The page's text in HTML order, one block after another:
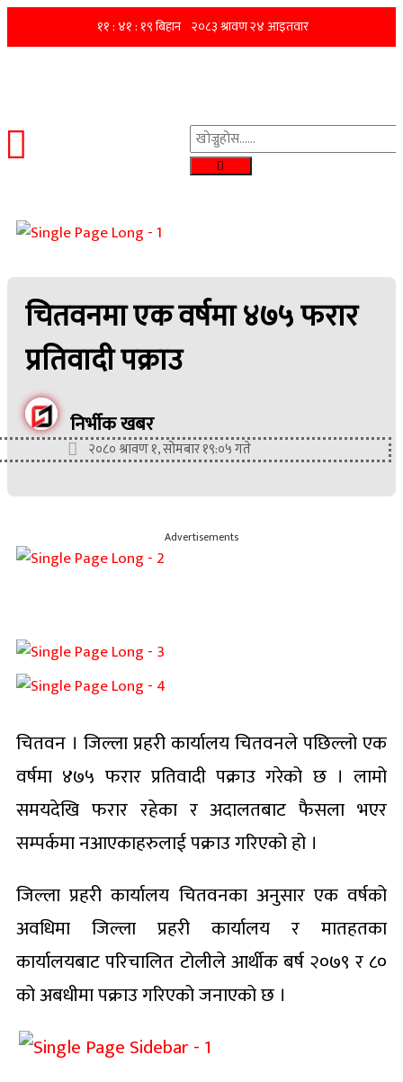
चितवनमा एक वर्षमा ४७५ फरार
प्रतिवादी पक्राउ
निर्भीक खबर
२०८० श्रावण १, सोमबार १९:०५ गते
Advertisements
चितवन । जिल्ला प्रहरी कार्यालय चितवनले पछिल्लो एक
वर्षमा ४७५ फरार प्रतिवादी पक्राउ गरेको छ । लामो
समयदेखि फरार रहेका र अदालतबाट फैसला भएर
सम्पर्कमा नआएकाहरुलाई पक्राउ गरिएको हो ।
जिल्ला प्रहरी कार्यालय चितवनका अनुसार एक वर्षको
अवधिमा जिल्ला प्रहरी कार्यालय र मातहतका
कार्यालयबाट परिचालित टोलीले आर्थीक बर्ष २०७९ र ८०
को अबधीमा पक्राउ गरिएको जनाएको छ ।